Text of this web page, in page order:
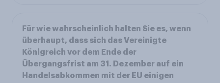
Für wie wahrscheinlich halten Sie es, wenn
überhaupt, dass sich das Vereinigte
Königreich vor dem Ende der
Übergangsfrist am 31. Dezember auf ein
Handelsabkommen mit der EU einigen